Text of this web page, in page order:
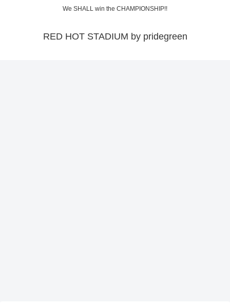
We SHALL win the CHAMPIONSHIP!!
RED HOT STADIUM by pridegreen